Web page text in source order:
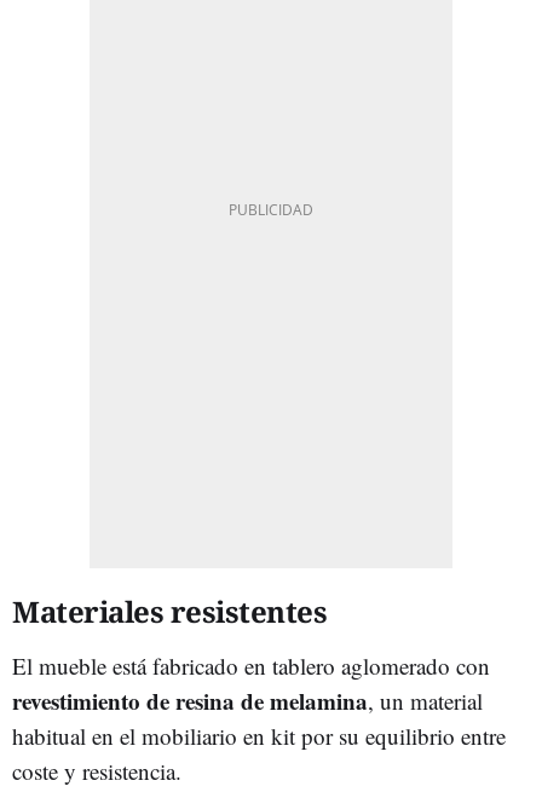
Materiales resistentes
El mueble está fabricado en tablero aglomerado con
revestimiento de resina de melamina, un material
habitual en el mobiliario en kit por su equilibrio entre
coste y resistencia.